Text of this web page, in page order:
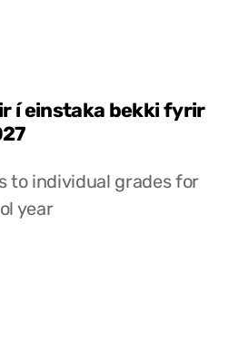
í einstaka bekki fyrir
to individual grades for
year